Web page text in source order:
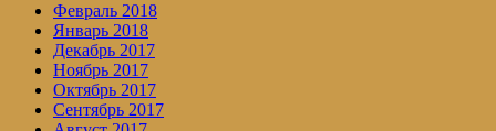
Февраль 2018
Январь 2018
Декабрь 2017
Ноябрь 2017
Октябрь 2017
Сентябрь 2017